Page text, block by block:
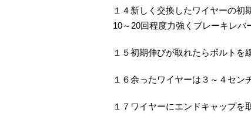
１４新しく交換したワイヤーの初
10～20回程度力強くブレーキレバ
１５初期伸びが取れたらボルトを
１６余ったワイヤーは３～４セン
１７ワイヤーにエンドキャップを